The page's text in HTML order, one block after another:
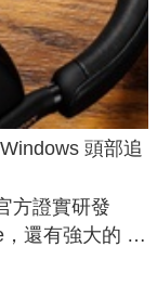
頭部追
方證實研發
還有強大的 AI